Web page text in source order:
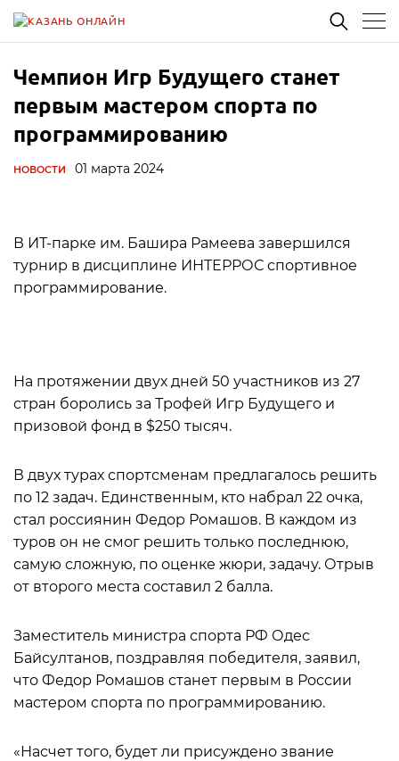
Чемпион Игр Будущего станет
первым мастером спорта по
программированию
НОВОСТИ 01 марта 2024
В ИТ-парке им. Башира Рамеева завершился
турнир в дисциплине ИНТЕРРОС спортивное
программирование.
На протяжении двух дней 50 участников из 27
стран боролись за Трофей Игр Будущего и
призовой фонд в $250 тысяч.
В двух турах спортсменам предлагалось решить
по 12 задач. Единственным, кто набрал 22 очка,
стал россиянин Федор Ромашов. В каждом из
туров он не смог решить только последнюю,
самую сложную, по оценке жюри, задачу. Отрыв
от второго места составил 2 балла.
Заместитель министра спорта РФ Одес
Байсултанов, поздравляя победителя, заявил,
что Федор Ромашов станет первым в России
мастером спорта по программированию.
«Насчет того, будет ли присуждено звание